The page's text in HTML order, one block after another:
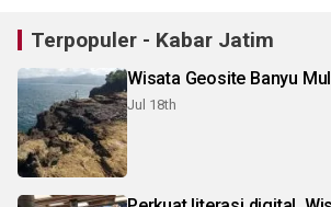
Terpopuler - Kabar Jatim
Wisata Geosite Banyu
Jul 18th